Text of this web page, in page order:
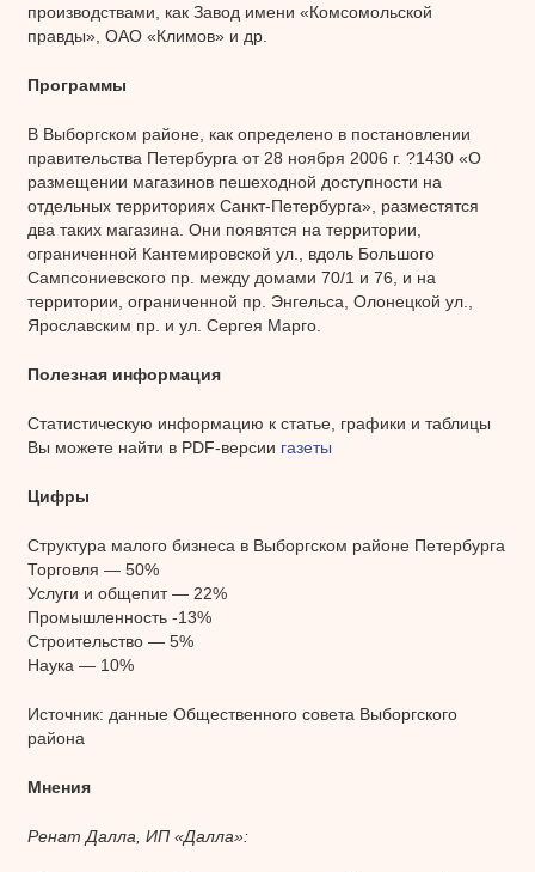
производствами, как Завод имени «Комсомольской
правды», ОАО «Климов» и др.
Программы
В Выборгском районе, как определено в постановлении
правительства Петербурга от 28 ноября 2006 г. ?1430 «О
размещении магазинов пешеходной доступности на
отдельных территориях Санкт-Петербурга», разместятся
два таких магазина. Они появятся на территории,
ограниченной Кантемировской ул., вдоль Большого
Сампсониевского пр. между домами 70/1 и 76, и на
территории, ограниченной пр. Энгельса, Олонецкой ул.,
Ярославским пр. и ул. Сергея Марго.
Полезная информация
Статистическую информацию к статье, графики и таблицы
Вы можете найти в PDF-версии газеты
Цифры
Структура малого бизнеса в Выборгском районе Петербурга
Торговля — 50%
Услуги и общепит — 22%
Промышленность -13%
Строительство — 5%
Наука — 10%
Источник: данные Общественного совета Выборгского
района
Мнения
Ренат Далла, ИП «Далла»: